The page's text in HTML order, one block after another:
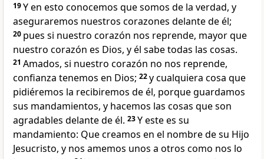
19Y en esto conocemos que somos de la verdad, y
aseguraremos nuestros corazones delante de él;
20 pues si nuestro corazón nos reprende, mayor que
nuestro corazón es Dios, y él sabe todas las cosas.
21 Amados, si nuestro corazón no nos reprende,
confianza tenemos en Dios; 22y cualquiera cosa que
pidiéremos la recibiremos de él, porque guardamos
sus mandamientos, y hacemos las cosas que son
agradables delante de él. 23Y este es su
mandamiento: Que creamos en el nombre de su Hijo
Jesucristo, y nos amemos unos a otros como nos lo